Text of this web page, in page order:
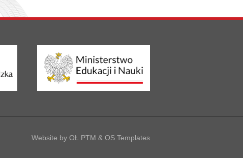
Website by OŁ PTM & OS Templates